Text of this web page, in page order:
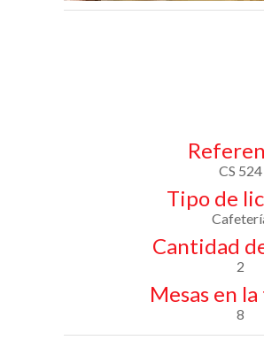
CS 524
Tipo de
Cantidad
2
Mesas en
8